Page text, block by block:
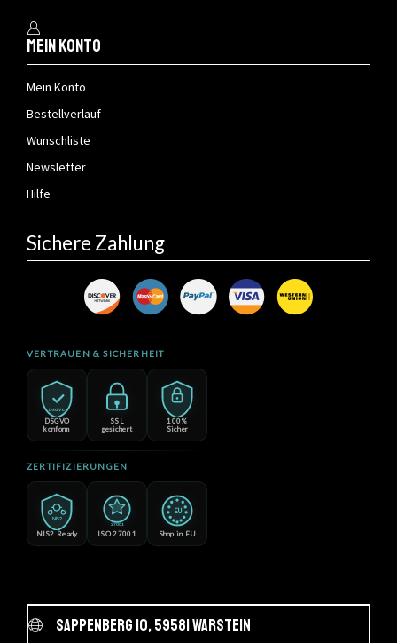
Mein Konto
Mein Konto
Bestellverlauf
Wunschliste
Newsletter
Hilfe
Sichere Zahlung
VERTRAUEN & SICHERHEIT
DSGVO
DSGVO
konform
SSL
gesichert
100%
Sicher
ZERTIFIZIERUNGEN
NIS2
NIS2 Ready
27001
ISO 27001
EU
Shop in EU
Sappenberg 10, 59581 Warstein